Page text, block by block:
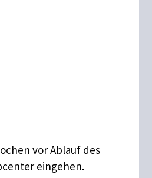
vor Ablauf des
eingehen.